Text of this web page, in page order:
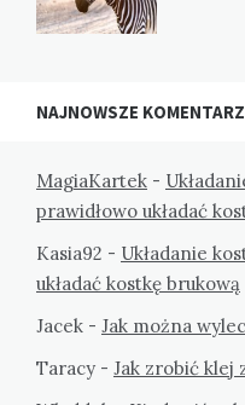
NAJNOWSZE
MagiaKartek -
prawidłowo układać
Kasia92 - Układanie
układać kostkę brukową
Jacek - Jak można
Taracy - Jak zrobić klej